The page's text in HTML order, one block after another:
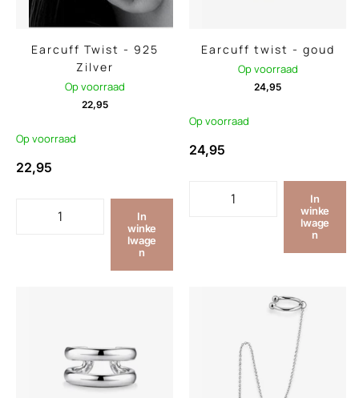
Earcuff Twist - 925
Zilver
Op voorraad
22,95
Op voorraad
22,95
In
winke
lwage
n
Earcuff twist - goud
Op voorraad
24,95
Op voorraad
24,95
In
winke
lwage
n